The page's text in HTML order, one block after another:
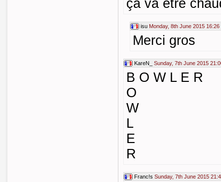
ça va etre
isu Monday, 8th June 2015 16:26
Merci gros
KareN_ Sunday, 7th June 2015
B O W L E R
O
W
L
E
R
Franc!s Sunday, 7th June 2015